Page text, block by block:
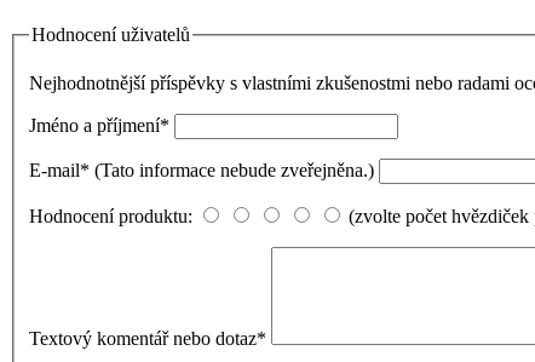
Hodnocení uživatelů
Nejhodnotnější příspěvky s vlastními zkušenostmi nebo radami
Jméno a příjmení*
E-mail* (Tato informace nebude zveřejněna.)
Hodnocení produktu: (zvolte počet
Textový komentář nebo dotaz*